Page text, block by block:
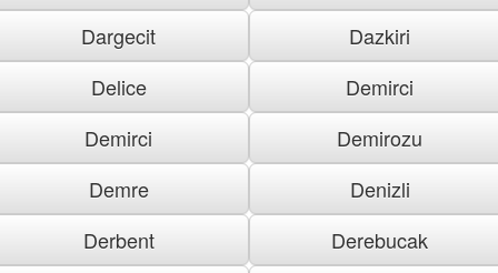
Dargecit
Dazkiri
Delice
Demirci
Demirci
Demirozu
Demre
Denizli
Derbent
Derebucak